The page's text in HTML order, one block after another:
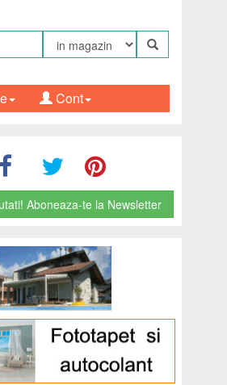
Cont
Aboneaza-te la Newsletter